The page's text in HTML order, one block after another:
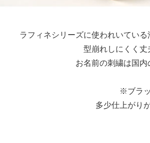
ラフィネシリーズに使われいてい
型崩れしにくく
お名前の刺繍は国
※ブラ
多少仕上がり